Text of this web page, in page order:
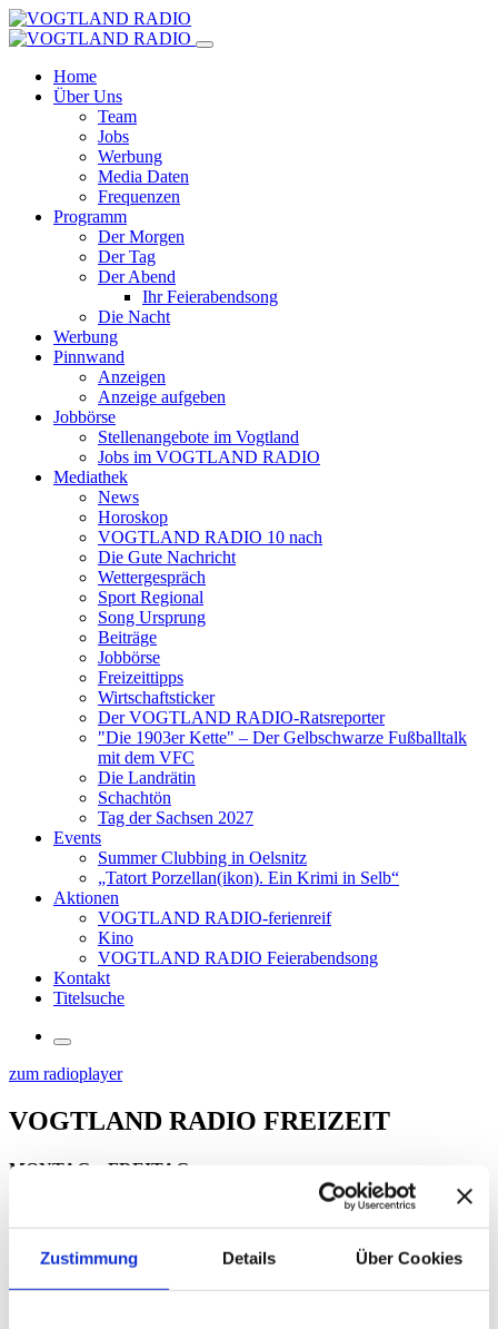
Zustimmung Details Über Cookies
Home
Über Uns
Team
Jobs
Werbung
Media Daten
Frequenzen
Programm
Der Morgen
Der Tag
Der Abend
Ihr Feierabendsong
Die Nacht
Werbung
Pinnwand
Anzeigen
Anzeige aufgeben
Jobbörse
Stellenangebote im Vogtland
Jobs im VOGTLAND RADIO
Mediathek
News
Horoskop
VOGTLAND RADIO 10 nach
Die Gute Nachricht
Wettergespräch
Sport Regional
Song Ursprung
Beiträge
Jobbörse
Freizeittipps
Wirtschaftsticker
Der VOGTLAND RADIO-Ratsreporter
"Die 1903er Kette" – Der Gelbschwarze Fußballtalk
mit dem VFC
Die Landrätin
Schachtön
Tag der Sachsen 2027
Events
Summer Clubbing in Oelsnitz
„Tatort Porzellan(ikon). Ein Krimi in Selb“
Aktionen
VOGTLAND RADIO-ferienreif
Kino
VOGTLAND RADIO Feierabendsong
Kontakt
Titelsuche
zum radioplayer
VOGTLAND RADIO FREIZEIT
MONTAG – FREITAG
SAMSTAG/SONNTAG/FEIERTAG
08:15 Uhr und 11:15 Uhr
Die einen haben Langeweile – die anderen was dagegen! Hier